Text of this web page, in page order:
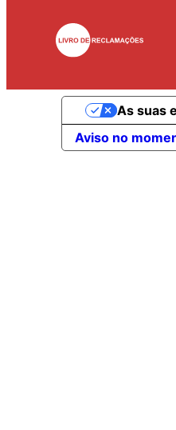
Aviso no
As suas